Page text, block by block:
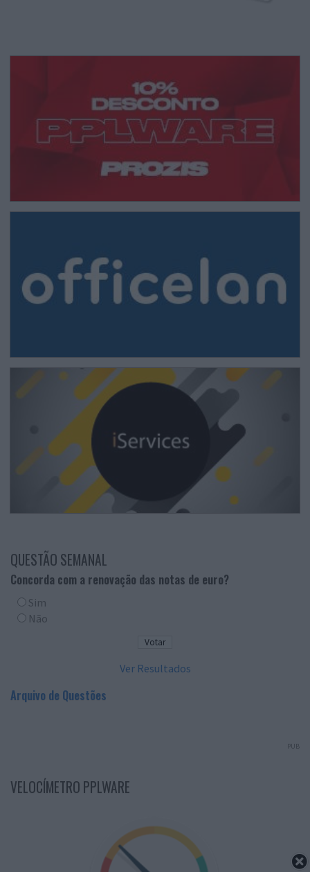
QUESTÃO SEMANAL
Concorda com a renovação das notas de euro?
Sim
Não
Ver Resultados
Arquivo de Questões
PUB
VELOCÍMETRO PPLWARE